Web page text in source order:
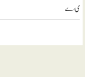
ی، ے